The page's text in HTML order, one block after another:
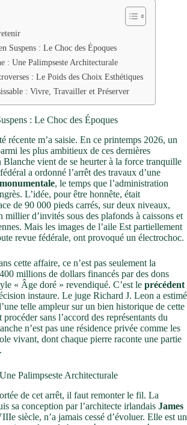
Suspens : Le Choc des Époques
: Une Palimpseste Architecturale
: Le Poids des Choix Esthétiques
: Vivre, Travailler et Préserver
: Le Choc des Époques
récente m’a saisie. En ce printemps 2026, un
les plus ambitieux de ces dernières
Blanche vient de se heurter à la force tranquille
a ordonné l’arrêt des travaux d’une
, le temps que l’administration
L’idée, pour être honnête, était
de 90 000 pieds carrés, sur deux niveaux,
millier d’invités sous des plafonds à caissons et
Mais les images de l’aile Est partiellement
revue fédérale, ont provoqué un électrochoc.
cette affaire, ce n’est pas seulement la
millions de dollars financés par des dons
« Âge doré » revendiqué. C’est le précédent
instaure. Le juge Richard J. Leon a estimé
telle ampleur sur un bien historique de cette
sans l’accord des représentants du
n’est pas une résidence privée comme les
vivant, dont chaque pierre raconte une partie
Palimpseste Architecturale
de cet arrêt, il faut remonter le fil. La
sa conception par l’architecte irlandais James
siècle, n’a jamais cessé d’évoluer. Elle est un